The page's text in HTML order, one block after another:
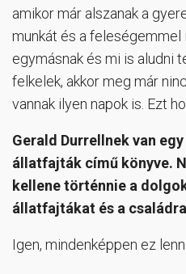
amikor már alszanak a
munkát és a feleségemmel
egymásnak és mi is aludni
felkelek, akkor meg már
vannak ilyen napok is. Ezt
Gerald Durrellnek van
állatfajták című könyve.
kellene történnie a
állatfajtákat és a
Igen, mindenképpen ez